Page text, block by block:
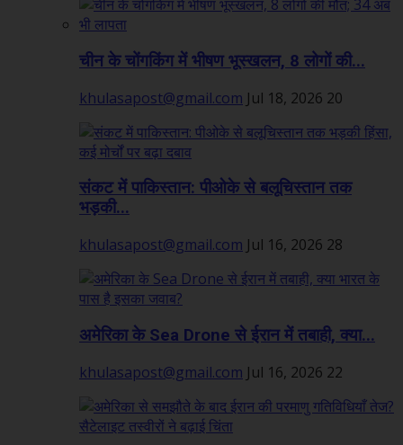
चीन के चोंगकिंग में भीषण भूस्खलन, 8 लोगों की...
khulasapost@gmail.com Jul 18, 2026 20
संकट में पाकिस्तान: पीओके से बलूचिस्तान तक
भड़की...
khulasapost@gmail.com Jul 16, 2026 28
अमेरिका के Sea Drone से ईरान में तबाही, क्या...
khulasapost@gmail.com Jul 16, 2026 22